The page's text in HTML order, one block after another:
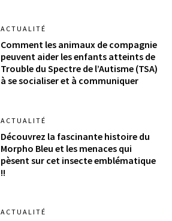
ACTUALITÉ
Comment les animaux de compagnie
peuvent aider les enfants atteints de
Trouble du Spectre de l’Autisme (TSA)
à se socialiser et à communiquer
ACTUALITÉ
Découvrez la fascinante histoire du
Morpho Bleu et les menaces qui
pèsent sur cet insecte emblématique
!!
ACTUALITÉ